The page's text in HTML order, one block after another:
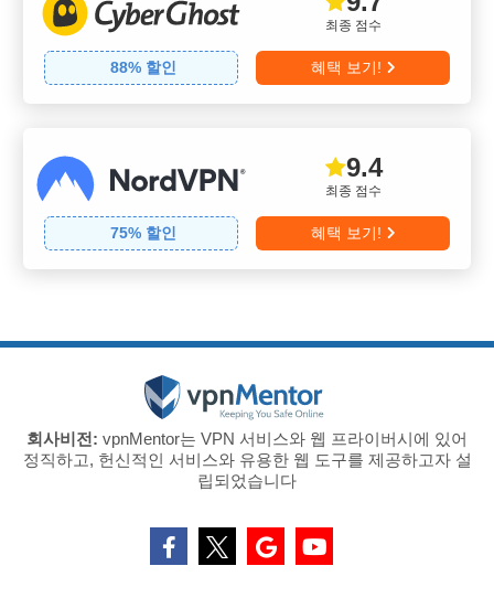
최종 점수
88% 할인 혜택 보기!
최종 점수
9.4
75% 할인 혜택 보기!
회사비전: vpnMentor는 VPN 서비스와 웹 프라이버시에 있어
정직하고, 헌신적인 서비스와 유용한 웹 도구를 제공하고자 설
립되었습니다